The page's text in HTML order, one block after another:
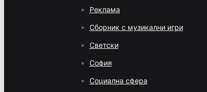
Реклама
Сборник с музикални игри
Светски
София
Социална сфера